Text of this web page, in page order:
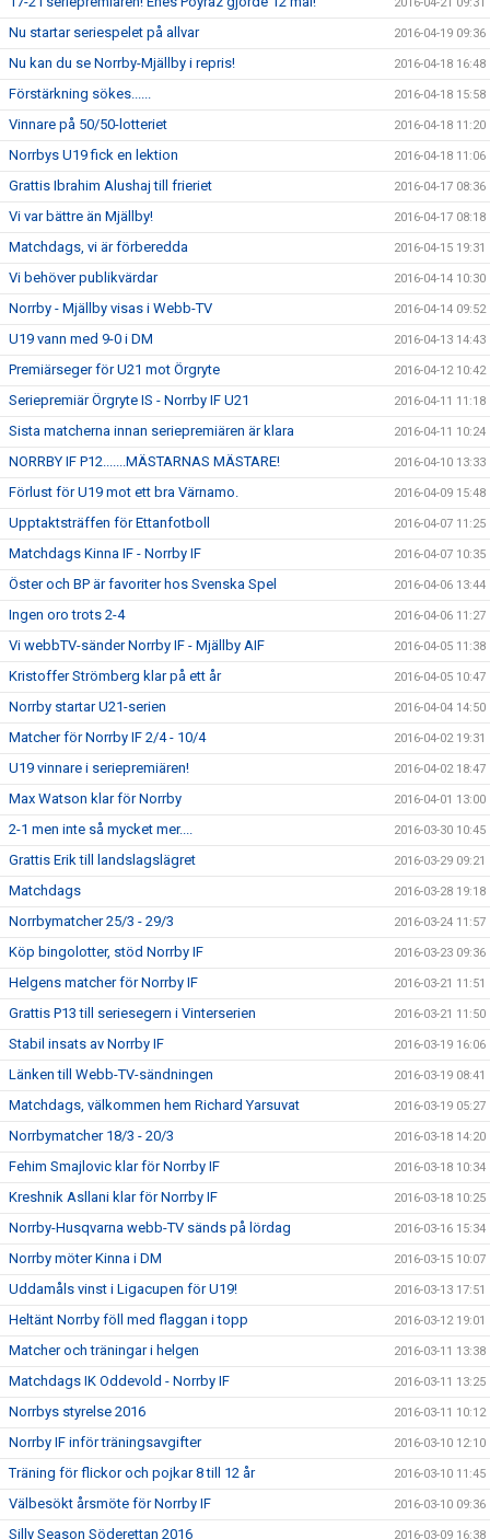
Nu startar seriespelet på allvar 2016-04-19 09:36
Nu kan du se Norrby-Mjällby i repris! 2016-04-18 16:48
Förstärkning sökes...... 2016-04-18 15:58
Vinnare på 50/50-lotteriet 2016-04-18 11:20
Norrbys U19 fick en lektion 2016-04-18 11:06
Grattis Ibrahim Alushaj till frieriet 2016-04-17 08:36
Vi var bättre än Mjällby! 2016-04-17 08:18
Matchdags, vi är förberedda 2016-04-15 19:31
Vi behöver publikvärdar 2016-04-14 10:30
Norrby - Mjällby visas i Webb-TV 2016-04-14 09:52
U19 vann med 9-0 i DM 2016-04-13 14:43
Premiärseger för U21 mot Örgryte 2016-04-12 10:42
Seriepremiär Örgryte IS - Norrby IF U21 2016-04-11 11:18
Sista matcherna innan seriepremiären är klara 2016-04-11 10:24
NORRBY IF P12.......MÄSTARNAS MÄSTARE! 2016-04-10 13:33
Förlust för U19 mot ett bra Värnamo. 2016-04-09 15:48
Upptaktsträffen för Ettanfotboll 2016-04-07 11:25
Matchdags Kinna IF - Norrby IF 2016-04-07 10:35
Öster och BP är favoriter hos Svenska Spel 2016-04-06 13:44
Ingen oro trots 2-4 2016-04-06 11:27
Vi webbTV-sänder Norrby IF - Mjällby AIF 2016-04-05 11:38
Kristoffer Strömberg klar på ett år 2016-04-05 10:47
Norrby startar U21-serien 2016-04-04 14:50
Matcher för Norrby IF 2/4 - 10/4 2016-04-02 19:31
U19 vinnare i seriepremiären! 2016-04-02 18:47
Max Watson klar för Norrby 2016-04-01 13:00
2-1 men inte så mycket mer.... 2016-03-30 10:45
Grattis Erik till landslagslägret 2016-03-29 09:21
Matchdags 2016-03-28 19:18
Norrbymatcher 25/3 - 29/3 2016-03-24 11:57
Köp bingolotter, stöd Norrby IF 2016-03-23 09:36
Helgens matcher för Norrby IF 2016-03-21 11:51
Grattis P13 till seriesegern i Vinterserien 2016-03-21 11:50
Stabil insats av Norrby IF 2016-03-19 16:06
Länken till Webb-TV-sändningen 2016-03-19 08:41
Matchdags, välkommen hem Richard Yarsuvat 2016-03-19 05:27
Norrbymatcher 18/3 - 20/3 2016-03-18 14:20
Fehim Smajlovic klar för Norrby IF 2016-03-18 10:34
Kreshnik Asllani klar för Norrby IF 2016-03-18 10:25
Norrby-Husqvarna webb-TV sänds på lördag 2016-03-16 15:34
Norrby möter Kinna i DM 2016-03-15 10:07
Uddamåls vinst i Ligacupen för U19! 2016-03-13 17:51
Heltänt Norrby föll med flaggan i topp 2016-03-12 19:01
Matcher och träningar i helgen 2016-03-11 13:38
Matchdags IK Oddevold - Norrby IF 2016-03-11 13:25
Norrbys styrelse 2016 2016-03-11 10:12
Norrby IF inför träningsavgifter 2016-03-10 12:10
Träning för flickor och pojkar 8 till 12 år 2016-03-10 11:45
Välbesökt årsmöte för Norrby IF 2016-03-10 09:36
Silly Season Söderettan 2016 2016-03-09 16:38